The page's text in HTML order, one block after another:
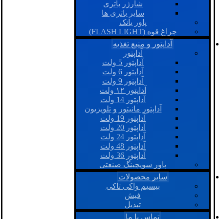
شارژر باتری
سایر باتری ها
پاور بانک
چراغ قوه (FLASH LIGHT)
آداپتور و منبع تغذیه
آداپتور
آداپتور 5 ولت
آداپتور 6 ولت
آداپتور 9 ولت
آداپتور ۱۲ ولت
آداپتور 14 ولت
آداپتور مانیتور و تلویزیون
آداپتور 19 ولت
آداپتور 20 ولت
آداپتور 24 ولت
آداپتور 48 ولت
آداپتور 36 ولت
پاور سویچینگ صنعتی
سایر محصولات
بیسیم واکی تاکی
فیش
تبدیل
تماس با ما